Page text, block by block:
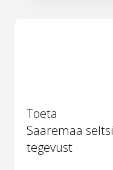
Toeta
Saaremaa seltsi
tegevust